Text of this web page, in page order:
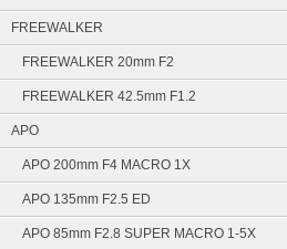
FREEWALKER
FREEWALKER 20mm F2
FREEWALKER 42.5mm F1.2
APO
APO 200mm F4 MACRO 1X
APO 135mm F2.5 ED
APO 85mm F2.8 SUPER MACRO 1-5X